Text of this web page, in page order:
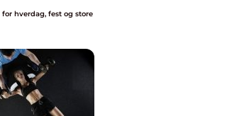
hverdag, fest og store